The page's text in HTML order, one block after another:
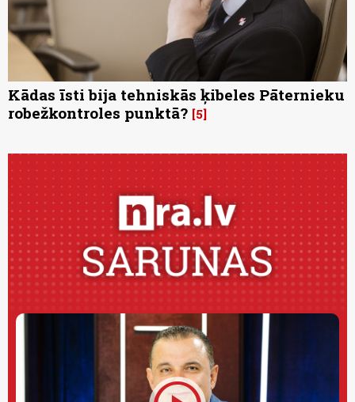
Kādas īsti bija tehniskās ķibeles Pāternieku
robežkontroles punktā? 5